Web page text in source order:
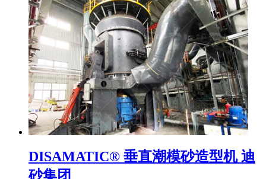
DISAMATIC® 垂直潮模砂造型机 迪
砂集团